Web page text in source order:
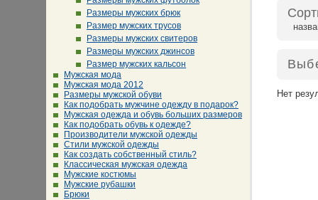
Размеры мужских брюк
Размер мужских трусов
Размеры мужских свитеров
Размеры мужских джинсов
Размер мужских кальсон
Мужская мода
Мужская мода 2012
Размеры мужской обуви
Как подобрать мужчине одежду в подарок?
Мужская одежда и обувь больших размеров
Как подобрать обувь к одежде?
Производители мужской одежды
Стили мужской одежды
Как создать собственный стиль?
Классическая мужская одежда
Мужские костюмы
Мужские рубашки
Брюки
Нет